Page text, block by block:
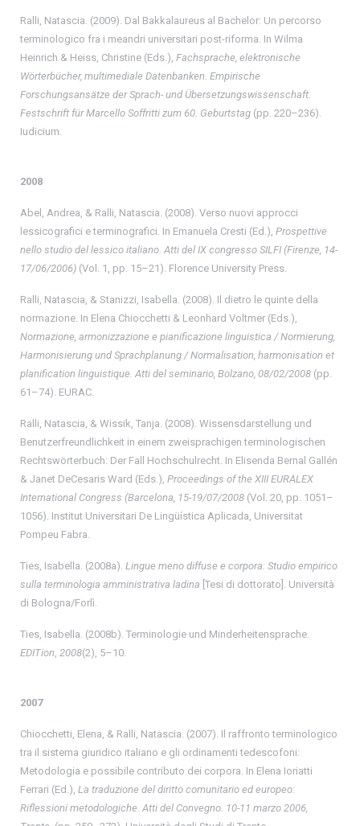
Ralli, Natascia. (2009). Dal Bakkalaureus al Bachelor: Un percorso
terminologico fra i meandri universitari post-riforma. In Wilma
Heinrich & Heiss, Christine (Eds.), Fachsprache, elektronische
Wörterbücher, multimediale Datenbanken. Empirische
Forschungsansätze der Sprach- und Übersetzungswissenschaft.
Festschrift für Marcello Soffritti zum 60. Geburtstag (pp. 220–236).
Iudicium.
2008
Abel, Andrea, & Ralli, Natascia. (2008). Verso nuovi approcci
lessicografici e terminografici. In Emanuela Cresti (Ed.), Prospettive
nello studio del lessico italiano. Atti del IX congresso SILFI (Firenze, 14-
17/06/2006) (Vol. 1, pp. 15–21). Florence University Press.
Ralli, Natascia, & Stanizzi, Isabella. (2008). Il dietro le quinte della
normazione. In Elena Chiocchetti & Leonhard Voltmer (Eds.),
Normazione, armonizzazione e pianificazione linguistica / Normierung,
Harmonisierung und Sprachplanung / Normalisation, harmonisation et
planification linguistique. Atti del seminario, Bolzano, 08/02/2008 (pp.
61–74). EURAC.
Ralli, Natascia, & Wissik, Tanja. (2008). Wissensdarstellung und
Benutzerfreundlichkeit in einem zweisprachigen terminologischen
Rechtswörterbuch: Der Fall Hochschulrecht. In Elisenda Bernal Gallén
& Janet DeCesaris Ward (Eds.), Proceedings of the XIII EURALEX
International Congress (Barcelona, 15-19/07/2008 (Vol. 20, pp. 1051–
1056). Institut Universitari De Lingüística Aplicada, Universitat
Pompeu Fabra.
Ties, Isabella. (2008a). Lingue meno diffuse e corpora: Studio empirico
sulla terminologia amministrativa ladina [Tesi di dottorato]. Università
di Bologna/Forlì.
Ties, Isabella. (2008b). Terminologie und Minderheitensprache.
EDITion, 2008(2), 5–10.
2007
Chiocchetti, Elena, & Ralli, Natascia. (2007). Il raffronto terminologico
tra il sistema giuridico italiano e gli ordinamenti tedescofoni:
Metodologia e possibile contributo dei corpora. In Elena Ioriatti
Ferrari (Ed.), La traduzione del diritto comunitario ed europeo:
Riflessioni metodologiche. Atti del Convegno. 10-11 marzo 2006,